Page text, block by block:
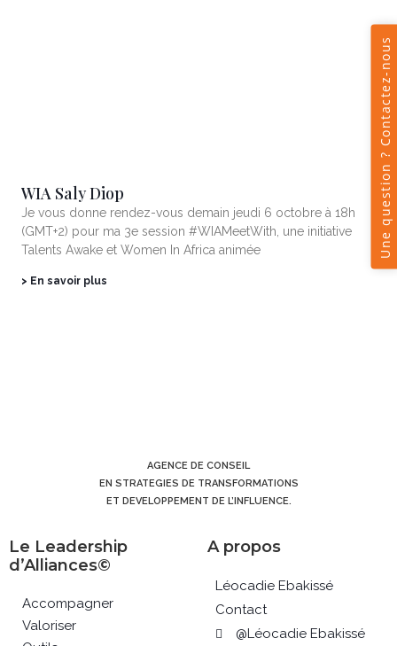
WIA Saly Diop
Je vous donne rendez-vous demain jeudi 6 octobre à 18h
(GMT+2) pour ma 3e session #WIAMeetWith, une initiative
Talents Awake et Women In Africa animée
> En savoir plus
AGENCE DE CONSEIL
EN STRATEGIES DE TRANSFORMATIONS
ET DEVELOPPEMENT DE L’INFLUENCE.
Le Leadership
d’Alliances©
Accompagner
Valoriser
A propos
Léocadie Ebakissé
Contact
@Léocadie Ebakissé